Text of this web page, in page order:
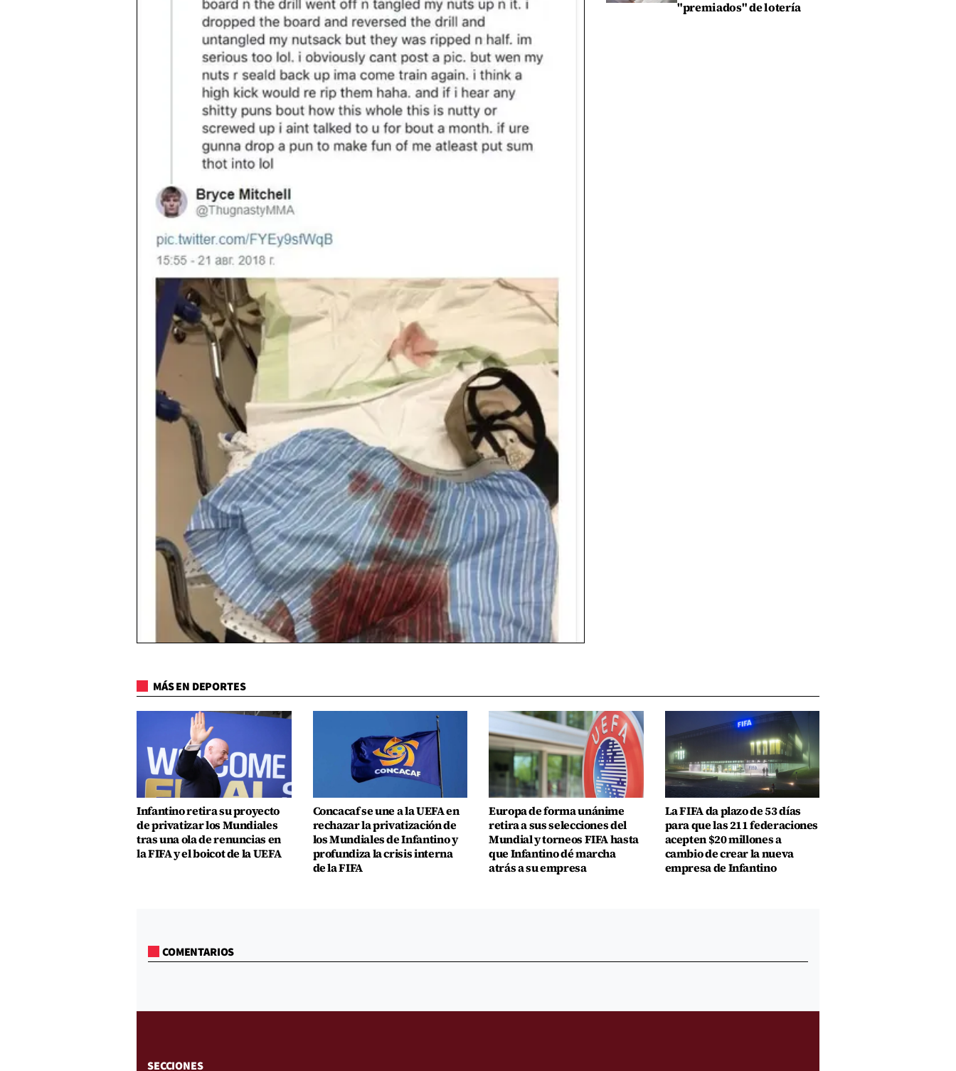
"premiados" de lotería
MÁS EN DEPORTES
Infantino retira su proyecto
de privatizar los Mundiales
tras una ola de renuncias en
la FIFA y el boicot de la UEFA
Concacaf se une a la UEFA en
rechazar la privatización de
los Mundiales de Infantino y
profundiza la crisis interna
de la FIFA
Europa de forma unánime
retira a sus selecciones del
Mundial y torneos FIFA hasta
que Infantino dé marcha
atrás a su empresa
La FIFA da plazo de 53 días
para que las 211 federaciones
acepten $20 millones a
cambio de crear la nueva
empresa de Infantino
COMENTARIOS
SECCIONES